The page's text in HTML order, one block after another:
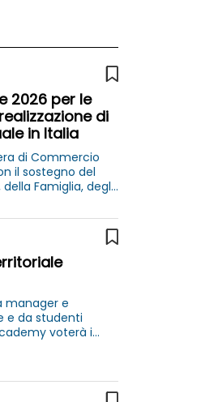
2026 per le
di
in Italia
di Commercio
il sostegno del
della Famiglia, degli
(BMBFSFJ) e del
manager e
e da studenti
voterà i
Museo Explora di